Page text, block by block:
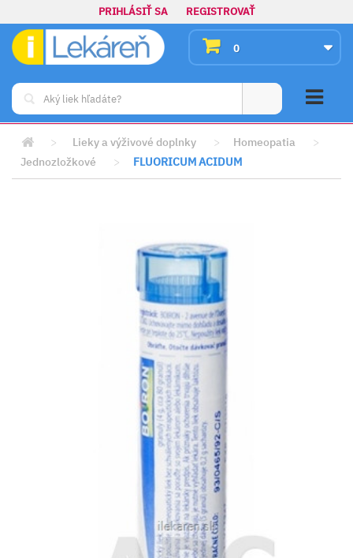
PRIHLÁSIŤ SA REGISTROVAŤ
0
> Lieky a výživové doplnky > Homeopatia
>
Jednozložkové
> FLUORICUM ACIDUM